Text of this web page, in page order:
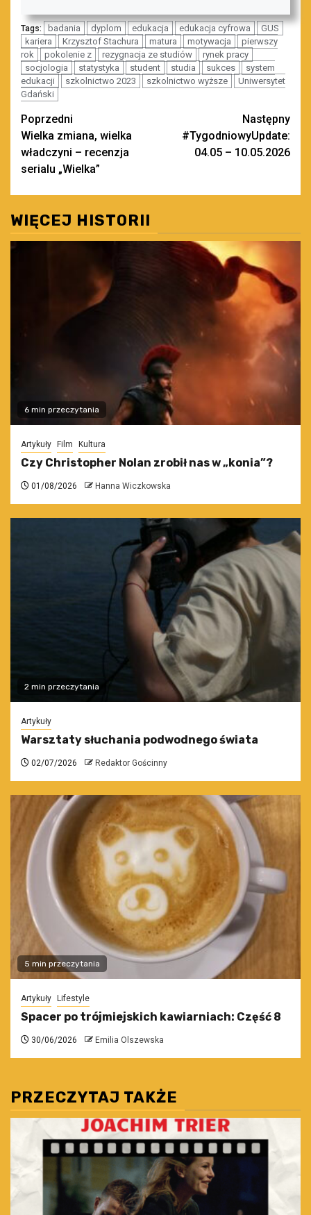
Tags: badania dyplom edukacja edukacja cyfrowa
GUS
kariera
Krzysztof Stachura matura motywacja
pierwszy
rok
pokolenie z rezygnacja ze studiów
rynek pracy
socjologia
statystyka student studia sukces
system
edukacji
szkolnictwo 2023 szkolnictwo wyższe
Uniwersytet
Gdański
Zobacz
wpisy
Poprzedni
Wielka zmiana, wielka
władczyni – recenzja
serialu „Wielka”
Następny
#TygodniowyUpdate:
04.05 – 10.05.2026
WIĘCEJ HISTORII
6 min przeczytania
Artykuły Film Kultura
Czy Christopher Nolan zrobił nas w „konia”?
01/08/2026 Hanna Wiczkowska
2 min przeczytania
Artykuły
Warsztaty słuchania podwodnego świata
02/07/2026 Redaktor Gościnny
5 min przeczytania
Artykuły Lifestyle
Spacer po trójmiejskich kawiarniach: Część 8
30/06/2026 Emilia Olszewska
PRZECZYTAJ TAKŻE